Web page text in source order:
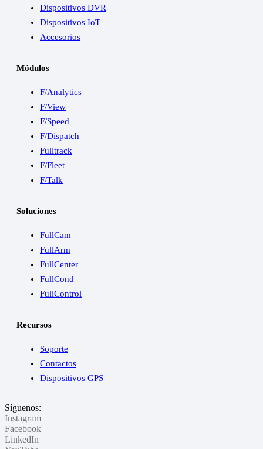
Dispositivos DVR
Dispositivos IoT
Accesorios
Módulos
F/Analytics
F/View
F/Speed
F/Dispatch
Fulltrack
F/Fleet
F/Talk
Soluciones
FullCam
FullArm
FullCenter
FullCond
FullControl
Recursos
Soporte
Contactos
Dispositivos GPS
Síguenos:
Instagram
Facebook
LinkedIn